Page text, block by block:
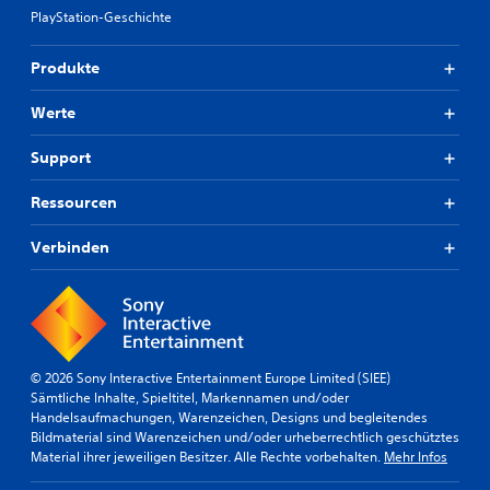
PlayStation-Geschichte
Produkte
Werte
Support
Ressourcen
Verbinden
© 2026 Sony Interactive Entertainment Europe Limited (SIEE)
Sämtliche Inhalte, Spieltitel, Markennamen und/oder
Handelsaufmachungen, Warenzeichen, Designs und begleitendes
Bildmaterial sind Warenzeichen und/oder urheberrechtlich geschütztes
Material ihrer jeweiligen Besitzer. Alle Rechte vorbehalten. Mehr Infos